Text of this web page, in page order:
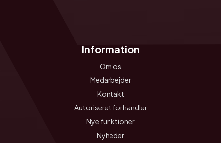
Information
Om os
Medarbejder
Kontakt
Autoriseret forhandler
Nye funktioner
Nyheder